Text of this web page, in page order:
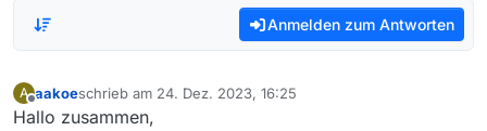
Anmelden zum Antworten
A
Offline
aakoeschrieb am 24. Dez. 2023, 16:25
zuletzt editiert von
Hallo zusammen,